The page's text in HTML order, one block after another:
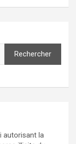
Rechercher
autorisant la